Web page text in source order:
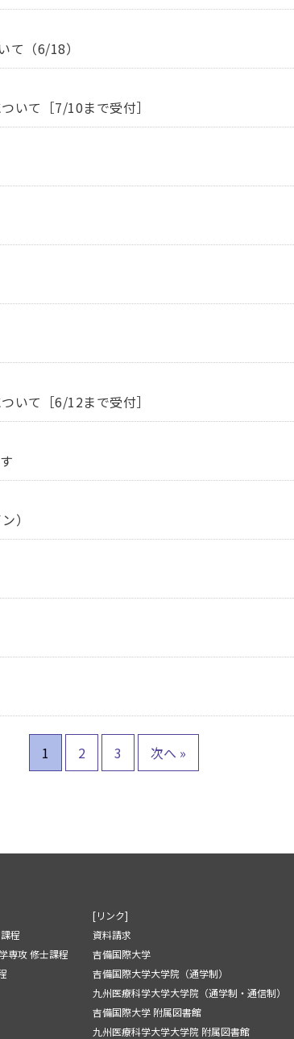
て（6/18）
いて［7/10まで受付］
いて［6/12まで受付］
）
1 2 3 次へ »
程
専攻 修士課程
[リンク]
資料請求
吉備国際大学
吉備国際大学大学院（通学制）
九州医療科学大学大学院（通学制・通信制）
吉備国際大学 附属図書館
九州医療科学大学大学院 附属図書館